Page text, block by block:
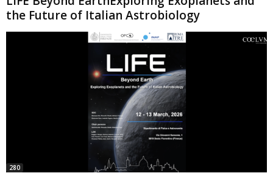
the Future of Italian Astrobiology
280